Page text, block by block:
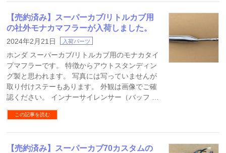
【売約済み】スーパーカブ/リトルカブ用
の社外モナカマフラーが入荷しました。
2024年2月21日 入荷パーツ
ホンダ スーパーカブ/リトルカブ用のモナカタイ
プマフラーです。 特徴からアウトスタンディン
グ製と思われます。 写真には写っていませんが
取り付けステーもあります。 外観は画像でご確
認ください。 インナーサイレンサー（バッフ …
この記事を読む
【売約済み】スーパーカブ70カスタムの